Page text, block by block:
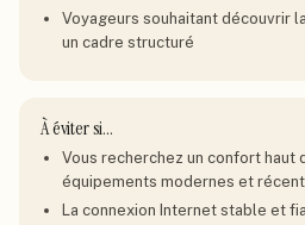
Voyageurs souhaitant découvrir
un cadre structuré
À éviter si…
Vous recherchez un confort haut
équipements modernes et
La connexion Internet stable et